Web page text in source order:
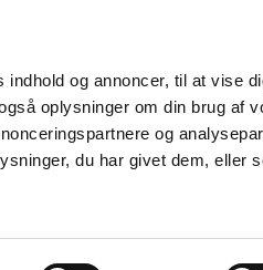
og annoncer, til at vise
oplysninger om din brug af
og
du har givet dem, eller
Nyheder
Tilskud og